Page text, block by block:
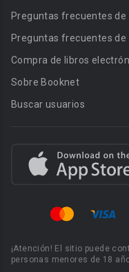
Preguntas frecuentes de
Preguntas frecuentes de
Compra de libros
Sobre Booknet
Buscar usuarios
¡Atención! El sitio puede
personas menores de 18